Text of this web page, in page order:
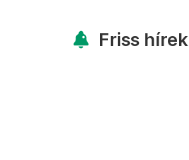
Friss hírek